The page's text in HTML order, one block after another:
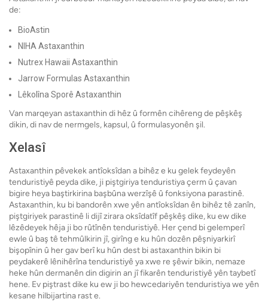
de:
BioAstin
NIHA Astaxanthin
Nutrex Hawaii Astaxanthin
Jarrow Formulas Astaxanthin
Lêkolîna Sporê Astaxanthin
Van marqeyan astaxanthin di hêz û formên cihêreng de pêşkêş
dikin, di nav de nermgels, kapsul, û formulasyonên şil.
Xelasî
Astaxanthin pêvekek antîoksîdan a bihêz e ku gelek feydeyên
tenduristiyê peyda dike, ji piştgiriya tenduristiya çerm û çavan
bigire heya baştirkirina başbûna werzîşê û fonksiyona parastinê.
Astaxanthin, ku bi bandorên xwe yên antîoksîdan ên bihêz tê zanîn,
piştgiriyek parastinê li dijî zirara oksîdatîf pêşkêş dike, ku ew dike
lêzêdeyek hêja ji bo rûtînên tenduristiyê. Her çend bi gelemperî
ewle û baş tê tehmûlkirin jî, girîng e ku hûn dozên pêşniyarkirî
bişopînin û her gav berî ku hûn dest bi astaxanthin bikin bi
peydakerê lênihêrîna tenduristiyê ya xwe re şêwir bikin, nemaze
heke hûn dermanên din digirin an jî fikarên tenduristiyê yên taybetî
hene. Ev piştrast dike ku ew ji bo hewcedariyên tenduristiya we yên
kesane hilbijartina rast e.